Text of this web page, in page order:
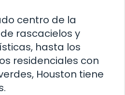
centro de la
rascacielos y
hasta los
residenciales con
Houston tiene